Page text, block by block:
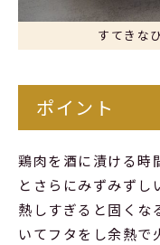
すてきな
ポイント
鶏肉を酒に漬ける時
とさらにみずみずし
熱しすぎると固くな
いてフタをし余熱で